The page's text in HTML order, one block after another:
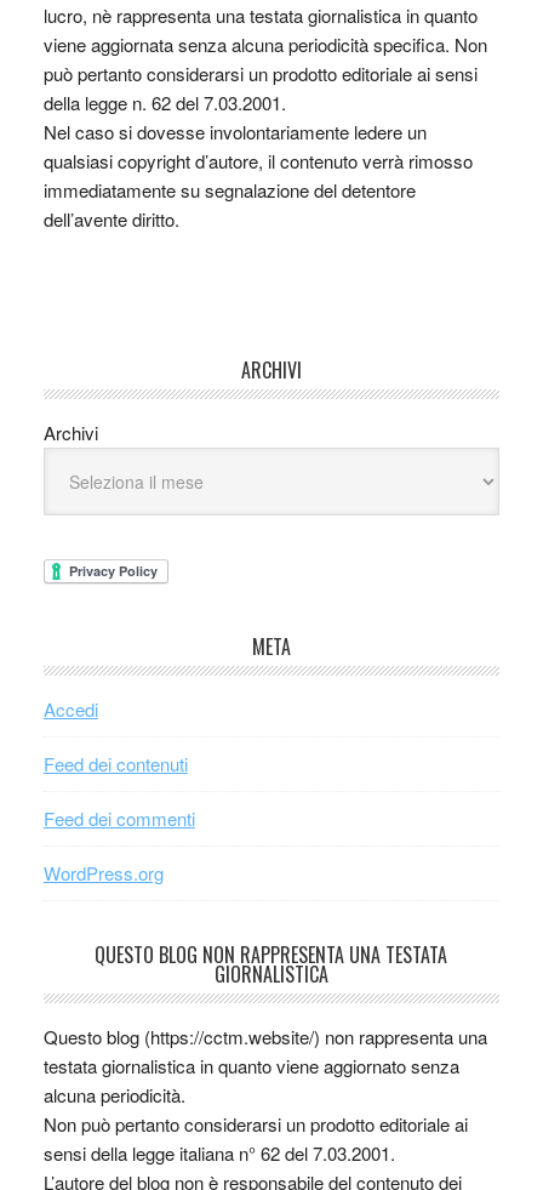
lucro, nè rappresenta una testata giornalistica in quanto
viene aggiornata senza alcuna periodicità specifica. Non
può pertanto considerarsi un prodotto editoriale ai sensi
della legge n. 62 del 7.03.2001.
Nel caso si dovesse involontariamente ledere un
qualsiasi copyright d’autore, il contenuto verrà rimosso
immediatamente su segnalazione del detentore
dell’avente diritto.
ARCHIVI
Archivi
META
Accedi
Feed dei contenuti
Feed dei commenti
WordPress.org
QUESTO BLOG NON RAPPRESENTA UNA TESTATA
GIORNALISTICA
Questo blog (https://cctm.website/) non rappresenta una
testata giornalistica in quanto viene aggiornato senza
alcuna periodicità.
Non può pertanto considerarsi un prodotto editoriale ai
sensi della legge italiana n° 62 del 7.03.2001.
L’autore del blog non è responsabile del contenuto dei